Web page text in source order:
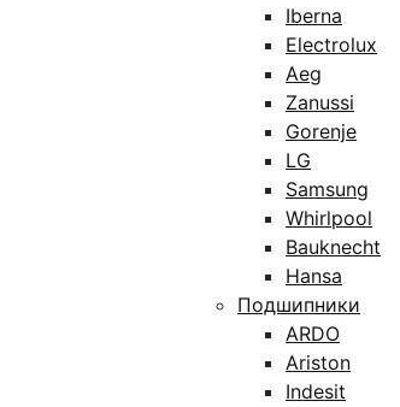
Iberna
Electrolux
Aeg
Zanussi
Gorenje
LG
Samsung
Whirlpool
Bauknecht
Hansa
Подшипники
ARDO
Ariston
Indesit